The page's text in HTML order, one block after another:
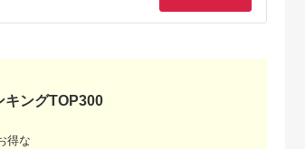
キングTOP300
得な